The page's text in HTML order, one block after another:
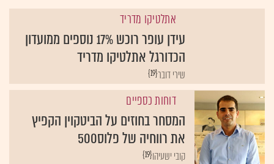
אתלטיקו מדריד
עידן עופר רוכש 17% נוספים ממועדון
הכדורגל אתלטיקו מדריד
{19}שירי דובר
דוחות כספיים
המסחר בחוזים על הביטקוין הקפיץ
את רווחיה של פלוס500
{19}קובי ישעיהו